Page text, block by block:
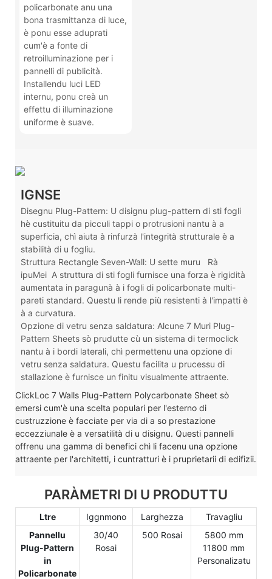
policarbonate anu una
bona trasmittanza di luce,
è ponu esse aduprati
cum'è a fonte di
retroilluminazione per i
pannelli di publicità.
Installendu luci LED
internu, ponu creà un
effettu di illuminazione
uniforme è suave.
IGNSE
Disegnu Plug-Pattern: U disignu plug-pattern di sti fogli
hè custituitu da picculi tappi o protrusioni nantu à a
superficia, chì aiuta à rinfurzà l'integrità strutturale è a
stabilità di u fogliu.
Struttura Rectangle Seven-Wall: U sette muru
Rà
ipuMei A struttura di sti fogli furnisce una forza è rigidità
aumentata in paragunà à i fogli di policarbonate multi-
pareti standard. Questu li rende più resistenti à l'impatti è
à a curvatura.
Opzione di vetru senza saldatura: Alcune 7 Muri Plug-
Pattern Sheets sò prudutte cù un sistema di termoclick
nantu à i bordi laterali, chì permettenu una opzione di
vetru senza saldatura. Questu facilita u prucessu di
stallazione è furnisce un finitu visualmente attraente.
ClickLoc 7 Walls Plug-Pattern Polycarbonate Sheet sò
emersi cum'è una scelta populari per l'esterno di
custruzzione è facciate per via di a so prestazione
eccezziunale è a versatilità di u disignu. Questi pannelli
offrenu una gamma di benefici chì li facenu una opzione
attraente per l'architetti, i cuntratturi è i pruprietarii di edifizii.
PARÀMETRI DI U PRODUTTU
Ltre Iggnmono Larghezza
Travagliu
Pannellu
Plug-Pattern
in
Policarbonate
30/40
Rosai
500 Rosai
5800 mm
11800 mm
Personalizatu